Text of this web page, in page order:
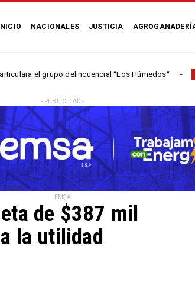
INICIO NACIONALES JUSTICIA
delincuencial “Los Húmedos“ NACIONALES
- PUBLICIDAD -
EMSA
de $387 mil
la utilidad